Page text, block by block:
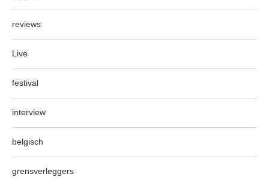
reviews
Live
festival
interview
belgisch
grensverleggers